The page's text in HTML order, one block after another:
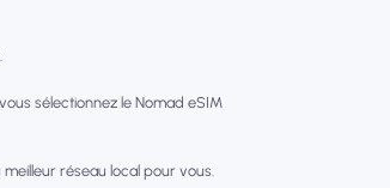
sélectionnez le Nomad eSIM
réseau local pour vous.